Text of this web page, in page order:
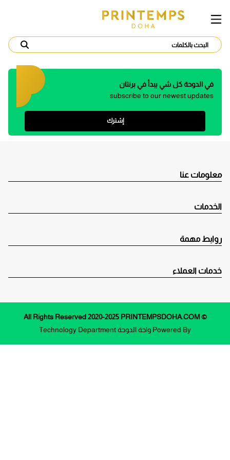
في الدوحة كل شي يبدأ في برنتان
subscribe to our newest updates
إشترك
معلومات عنا
الخدمات
روابط مهمة
خدمات العملاء
© All Rights Reserved 2020-2025 PRINTEMPSDOHA.COM
Powered By واحة الدوحة